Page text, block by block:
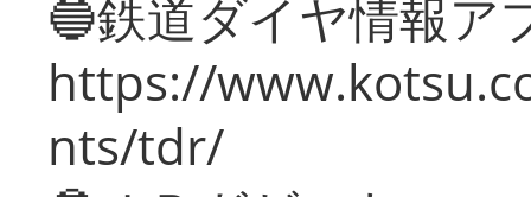
🔵鉄道ダイヤ情報ア
https://
nts/tdr/